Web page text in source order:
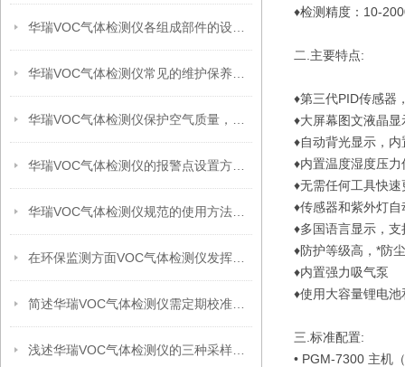
♦检测精度：10-
二.主要特点:
♦第三代PID传感器
♦大屏幕图文液晶
♦自动背光显示，
♦内置温度湿度压
♦无需任何工具快
♦传感器和紫外灯自
♦多国语言显示，支
♦防护等级高，*防尘
♦内置强力吸气泵
♦使用大容量锂电
三.标准配置:
• PGM-7300 主机